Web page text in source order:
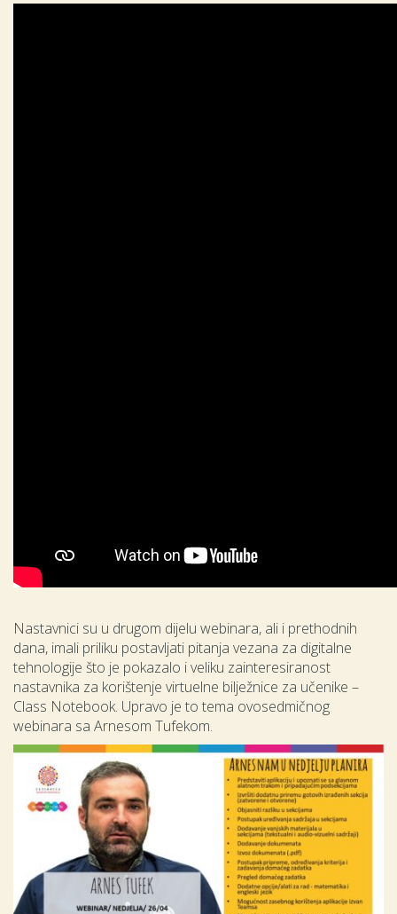
Nastavnici su u drugom dijelu webinara, ali i prethodnih
dana, imali priliku postavljati pitanja vezana za digitalne
tehnologije što je pokazalo i veliku zainteresiranost
nastavnika za korištenje virtuelne bilježnice za učenike –
Class Notebook. Upravo je to tema ovosedmičnog
webinara sa Arnesom Tufekom.